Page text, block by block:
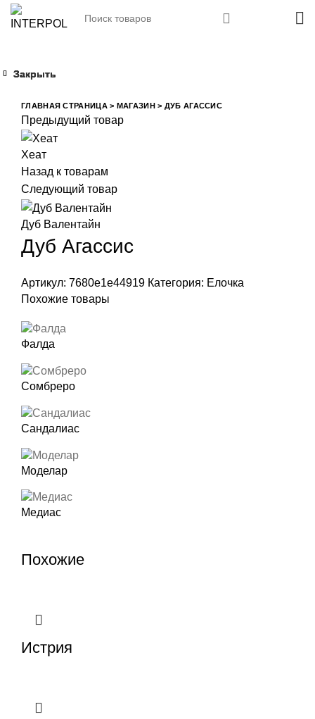
ГЛАВНАЯ СТРАНИЦА> МАГАЗИН> ДУБ АГАССИС
Предыдущий товар
Хеат
Назад к товарам
Следующий товар
Дуб Валентайн
Дуб Агассис
Артикул: 7680e1e44919 Категория: Елочка
Похожие товары
Фалда
Сомбреро
Сандалиас
Моделар
Медиас
Похожие
Закрыть
Истрия
Закрыть
Закрыть
Закрыть